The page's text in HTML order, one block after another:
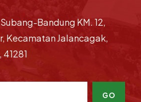
Bandung KM. 12,
Kecamatan Jalancagak,
GO